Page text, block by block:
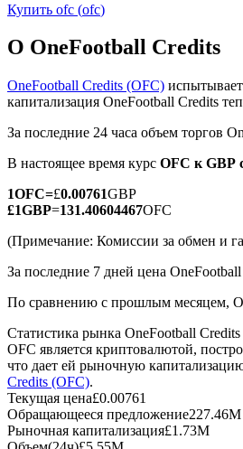
Фьючерсы на COIN-M
Криптовалютные фьючерсы
USDC фьючерсы
Купить ofc (ofc)
О OneFootball Credits
OneFootball Credits (OFC)
капитализация OneFootball Credits
За последние 24 часа объем торгов
В настоящее время курс OFC к GBP
1OFC=£0.00761GBP
£1GBP=131.40604467OFC
(Примечание: Комиссии за обмен и
За последние 7 дней цена
По сравнению с прошлым месяцем,
Статистика рынка OneFootball Credits
OFC является криптовалютой,
что дает ей рыночную
Credits (OFC).
Текущая цена£0.00761
Обращающееся предложение227.46M
Рыночная капитализация£1.73M